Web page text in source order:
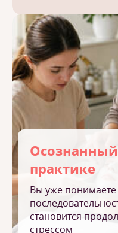
практике
Вы уже понимаете
становится
стрессом